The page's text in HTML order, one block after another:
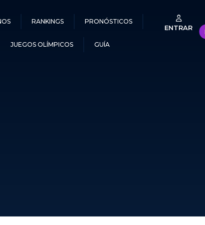
RANKINGS PRONÓSTICOS
JUEGOS OLÍMPICOS GUÍA
ENTRAR